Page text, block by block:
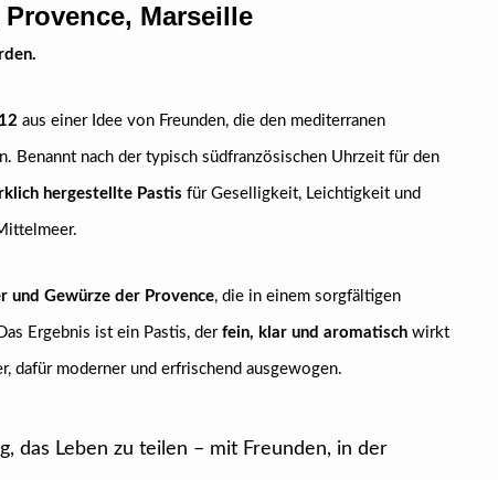
Marseille
aus einer Idee von Freunden, die den mediterranen
Benannt nach der typisch südfranzösischen Uhrzeit für den
hergestellte Pastis für Geselligkeit, Leichtigkeit und
und Gewürze der Provence, die in einem sorgfältigen
Ergebnis ist ein Pastis, der fein, klar und aromatischwirkt
dafür moderner und erfrischend ausgewogen.
das Leben zu teilen – mit Freunden, in der